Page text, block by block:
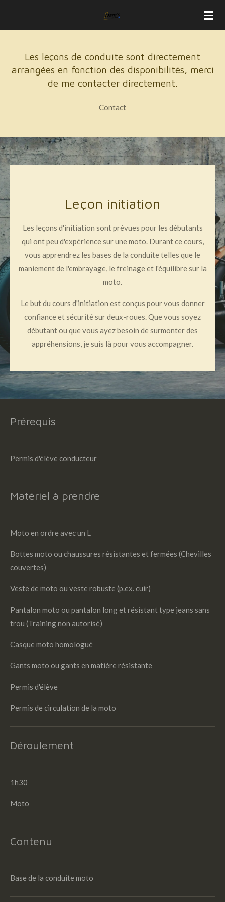
principalLes leçons de conduite sont directement
arrangées en fonction des disponibilités, merci
de me contacter directement.
Contact
Leçon initiation
Les leçons d'initiation sont prévues pour les débutants
qui ont peu d'expérience sur une moto. Durant ce cours,
vous apprendrez les bases de la conduite telles que le
maniement de l'embrayage, le freinage et l'équilibre sur la
moto.
Le but du cours d'initiation est conçus pour vous donner
confiance et sécurité sur deux-roues. Que vous soyez
débutant ou que vous ayez besoin de surmonter des
appréhensions, je suis là pour vous accompagner.
Prérequis
Permis d'élève conducteur
Matériel à prendre
Moto en ordre avec un L
Bottes moto ou chaussures résistantes et fermées (Chevilles
couvertes)
Veste de moto ou veste robuste (p.ex. cuir)
Pantalon moto ou pantalon long et résistant type jeans sans
trou (Training non autorisé)
Casque moto homologué
Gants moto ou gants en matière résistante
Permis d'élève
Permis de circulation de la moto
Déroulement
1h30
Moto
Contenu
Base de la conduite moto